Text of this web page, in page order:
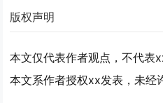
版权声明
本文仅代表作者观点，不代表
本文系作者授权xx发表，未经